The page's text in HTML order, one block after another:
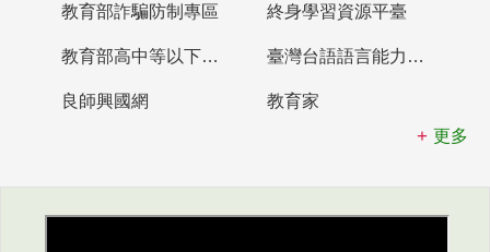
教育部詐騙防制專區 終身學習資源平臺
教育部高中等以下學校及幼兒園教師資格檢定考試 臺灣台語語言能力認證網站
良師興國網
教育家
更多